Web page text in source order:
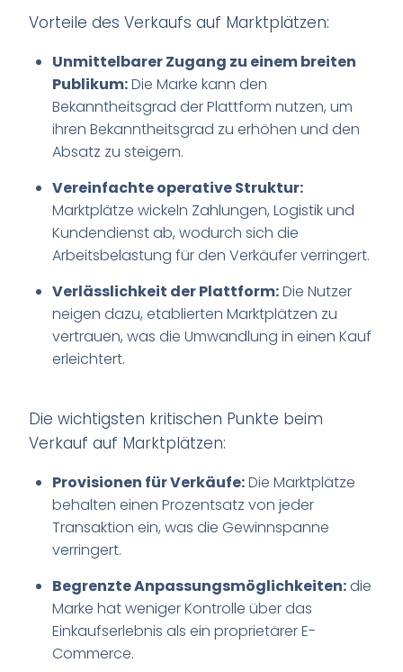
Vorteile des Verkaufs auf Marktplätzen:
Unmittelbarer Zugang zu einem breiten
Publikum:Die Marke kann den
Bekanntheitsgrad der Plattform nutzen, um
ihren Bekanntheitsgrad zu erhöhen und den
Absatz zu steigern.
Vereinfachte operative Struktur:
Marktplätze wickeln Zahlungen, Logistik und
Kundendienst ab, wodurch sich die
Arbeitsbelastung für den Verkäufer verringert.
Verlässlichkeit der Plattform:Die Nutzer
neigen dazu, etablierten Marktplätzen zu
vertrauen, was die Umwandlung in einen Kauf
erleichtert.
Die wichtigsten kritischen Punkte beim
Verkauf auf Marktplätzen:
Provisionen für Verkäufe:Die Marktplätze
behalten einen Prozentsatz von jeder
Transaktion ein, was die Gewinnspanne
verringert.
Begrenzte Anpassungsmöglichkeiten:die
Marke hat weniger Kontrolle über das
Einkaufserlebnis als ein proprietärer E-
Commerce.